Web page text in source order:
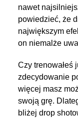
nawet
powiedzieć, że
największym
on niemalże
Czy trenowałeś
zdecydowanie
więcej masz
swoją grę.
bliżej drop